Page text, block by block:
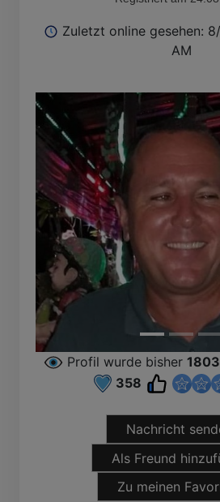
Zuletzt online gesehen:
AM
Profil wurde bisher 1803
358
Nachricht
Als Freund
Zu meinen